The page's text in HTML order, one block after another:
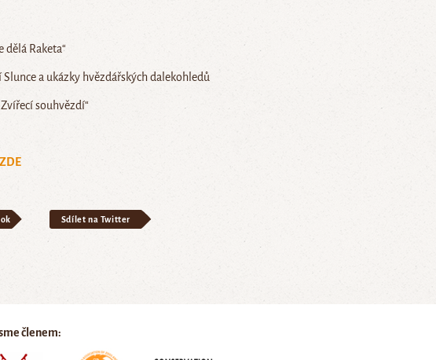
dělá Raketa“
Slunce a ukázky hvězdářských dalekohledů
souhvězdí“
ZDE
Sdílet na Twitter
členem: